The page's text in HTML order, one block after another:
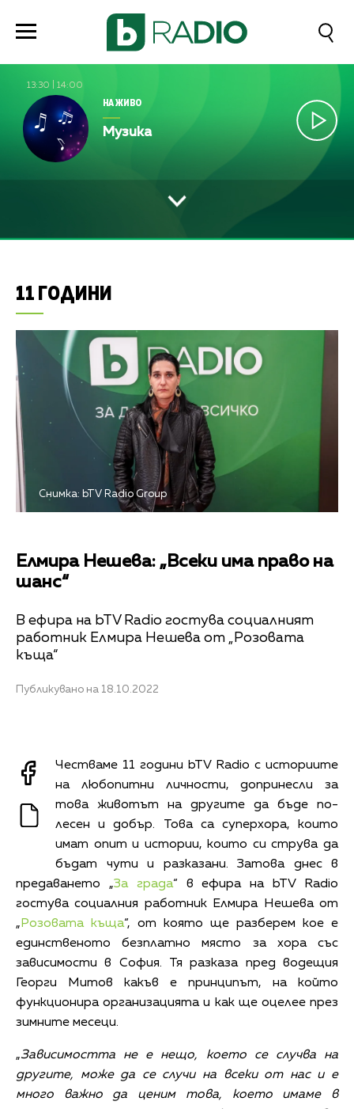
13:30 14:00
НА ЖИВО
Музика
11 ГОДИНИ
Снимка: bTV Radio Group
Елмира Нешева: „Всеки има право на
шанс“
В ефира на bTV Radio гостува социалният
работник Елмира Нешева от „Розовата
къща“
Публикувано на 18.10.2022
Честваме 11 години bTV Radio с историите
на любопитни личности, допринесли за
това животът на другите да бъде по-
лесен и добър. Това са суперхора, които
имат опит и истории, които си струва да
бъдат чути и разказани. Затова днес в
предаването „За града“ в ефира на bTV Radio
гостува социалния работник Елмира Нешева от
„ Розовата къща“, от която ще разберем кое е
единственото безплатно място за хора със
зависимости в София. Тя разказа пред водещия
Георги Митов какъв е принципът, на който
функционира организацията и как ще оцелее през
зимните месеци.
„Зависимостта не е нещо, което се случва на
другите, може да се случи на всеки от нас и е
много важно да ценим това, което имаме в